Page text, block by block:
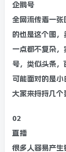
企鹅号
全网流传着一
的也是这个图，
一点都不复杂
号，类似头条，
可能面对的是
大家来捋捋几个
02
直播
很多人容易产生